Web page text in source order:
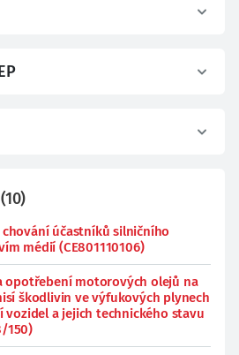
(10)
účastníků silničního
médií (CE801110106)
opotřebení motorových olejů na
škodlivin ve výfukových plynech
vozidel a jejich technického stavu
150)